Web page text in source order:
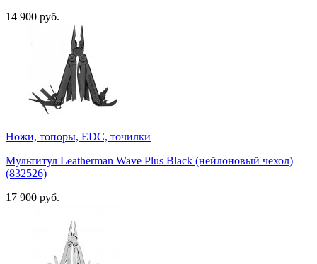
14 900 руб.
Ножи, топоры, EDC, точилки
Мультитул Leatherman Wave Plus Black (нейлоновый чехол)
(832526)
17 900 руб.